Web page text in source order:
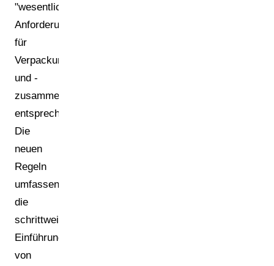
"wesentlichen
Anforderungen"
für
Verpackungsdesign
und -
zusammensetzung
entsprechen.
Die
neuen
Regeln
umfassen
die
schrittweise
Einführung
von